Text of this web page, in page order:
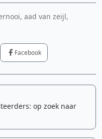
aad van zeijl,
Facebook
op zoek naar